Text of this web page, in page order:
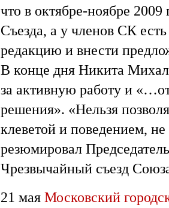
что в октябре-ноябре 2009
Съезда, а у членов СК
редакцию и внести
В конце дня Никита
за активную работу и
решения». «Нельзя
клеветой и поведением,
резюмировал
Чрезвычайный съезд
21 мая Московский